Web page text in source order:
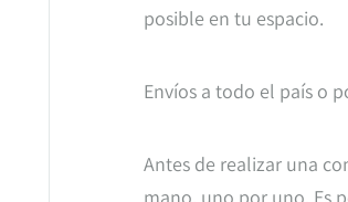
posible en tu espacio.
Envíos a todo el país o
Antes de realizar una